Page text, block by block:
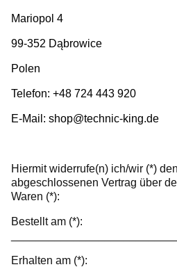
Mariopol 4
99-352 Dąbrowice
Polen
Telefon: +48 724 443 920
E-Mail: shop@technic-king.de
Hiermit widerrufe(n) ich/wir (*)
abgeschlossenen Vertrag über
Waren (*):
Bestellt am (*):
Erhalten am (*):